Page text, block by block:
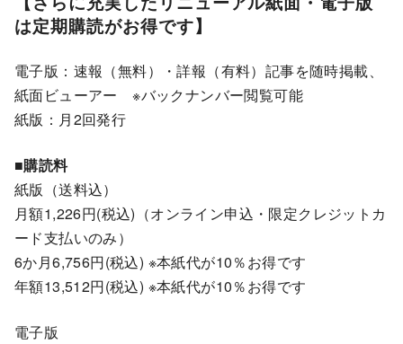
は定期購読がお得です】
電子版：速報（無料）・詳報（有料）記事を随時掲載、
紙面ビューアー ※バックナンバー閲覧可能
紙版：月2回発行
■購読料
紙版（送料込）
月額1,226円(税込)（オンライン申込・限定クレジットカ
ード支払いのみ）
6か月6,756円(税込) ※本紙代が10％お得です
年額13,512円(税込) ※本紙代が10％お得です
電子版